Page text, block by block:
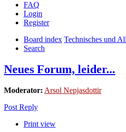
FAQ
Login
Register
Board index Technisches und
Search
Neues Forum, leider...
Moderator: Arsol Nepjasdottir
Post Reply
Print view